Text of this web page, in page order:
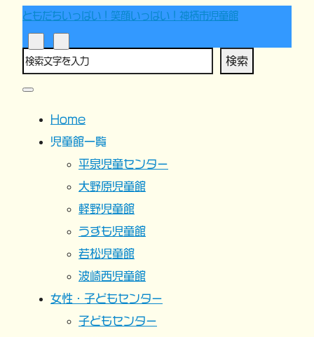
ともだちいっぱい！笑顔いっぱい！神栖市児童館
検索
Home
児童館一覧
平泉児童センター
大野原児童館
軽野児童館
うずも児童館
若松児童館
波崎西児童館
女性・子どもセンター
子どもセンター